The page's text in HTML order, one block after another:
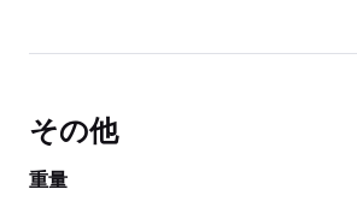
その他
重量